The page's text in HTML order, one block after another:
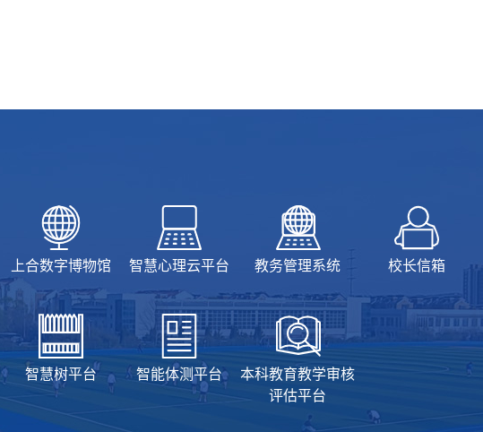
上合数字博物馆 智慧心理云平台 教务管理系统 校长信箱
智慧树平台 智能体测平台
本科教育教学审核
评估平台